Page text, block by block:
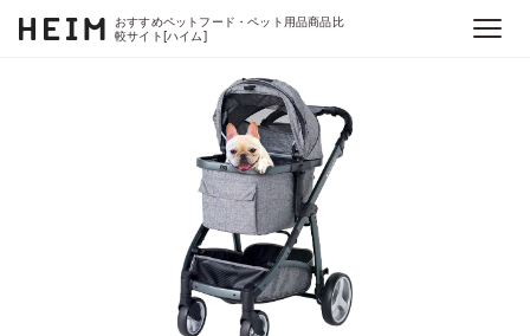
おすすめペットフード・ペット用品商品比
較サイト[ハイム]